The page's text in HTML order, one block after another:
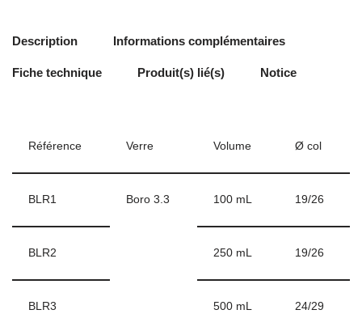
Description Informations complémentaires
Fiche technique Produit(s) lié(s) Notice
Référence Verre Volume Ø col
BLR1 Boro 3.3 100 mL 19/26
BLR2 250 mL 19/26
BLR3 500 mL 24/29